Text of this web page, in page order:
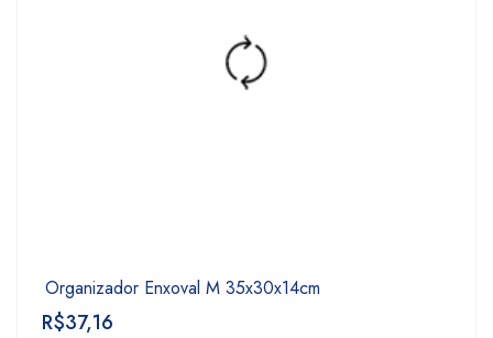
Organizador Enxoval M 35x30x14cm
R$37,16